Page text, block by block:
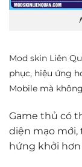
Mod skin Liên
phục, hiệu ứng
Mobile mà
Game thủ có
diện mạo mới,
hứng khởi hơn